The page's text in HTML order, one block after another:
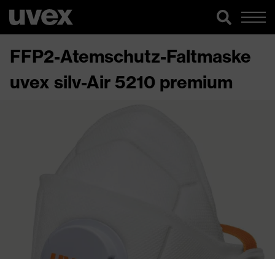
FFP2-Atemschutz-Faltmaske
uvex silv-Air 5210 premium